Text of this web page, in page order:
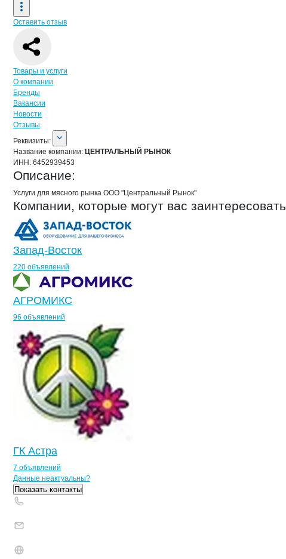
Оставить отзыв
Навигация по странице
Товары и услуги
О компании
Бренды
Вакансии
Новости
Отзывы
О компании
Реквизиты
Реквизиты:
Название компании: ЦЕНТРАЛЬНЫЙ РЫНОК
ИНН: 6452939453
Описание:
Услуги для мясного рынка ООО "Центральный Рынок"
Компании, которые могут вас заинтересовать
Запад-Восток
220 объявлений
АГРОМИКС
96 объявлений
ГК Астра
7 объявлений
Контактыкомпании
+7(800)000-00-..
Данные неактуальны?
Показать контакты